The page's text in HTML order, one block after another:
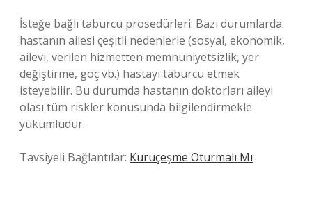
İsteğe bağlı taburcu prosedürleri: Bazı durumlarda
hastanın ailesi çeşitli nedenlerle (sosyal, ekonomik,
ailevi, verilen hizmetten memnuniyetsizlik, yer
değiştirme, göç vb.) hastayı taburcu etmek
isteyebilir. Bu durumda hastanın doktorları aileyi
olası tüm riskler konusunda bilgilendirmekle
yükümlüdür.
Tavsiyeli Bağlantılar: Kuruçeşme Oturmalı Mı